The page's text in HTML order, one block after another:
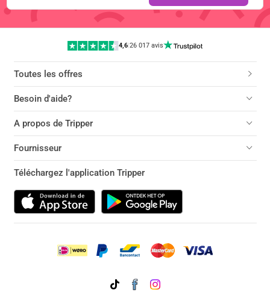
4,6|26 017 avis
Toutes les offres
Besoin d'aide?
A propos de Tripper
Fournisseur
Téléchargez l'application Tripper